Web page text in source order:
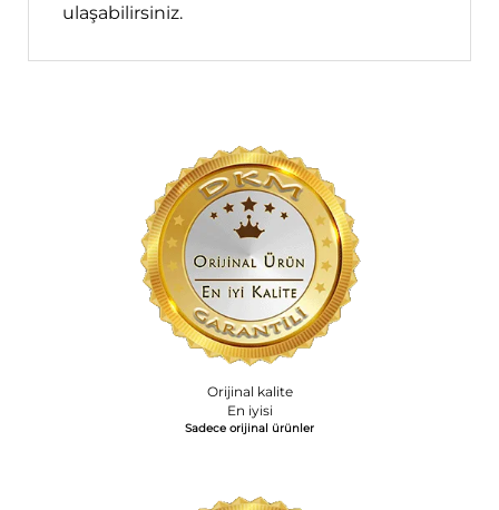
ulaşabilirsiniz.
Orijinal kalite
En iyisi
Sadece orijinal ürünler